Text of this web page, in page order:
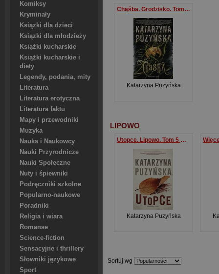
Komiksy
Kryminały
Ksiązki dla dzieci
Ksiązki dla młodzieży
Książki kucharskie
Książki kucharskie i
diety
Legendy, podania, mity
Literatura
Literatura erotyczna
Literatura faktu
Mapy i przewodniki
Muzyka
Nauka i Naukowcy
Nauki Przyrodnicze
Nauki Społeczne
Nuty i śpiewniki
Podręczniki szkolne
Popularno-naukowe
Poradniki
Religia i wiara
Romanse
Science-fiction
Sensacyjne i thrillery
Słowniki językowe
Sport
Chąśba. Grodzisko. Tom 1 wyd. specjalne
Katarzyna Puzyńska
LIPOWO
Utopce. Lipowo. Tom 5 wyd. 2023
Katarzyna Puzyńska
Sortuj wg